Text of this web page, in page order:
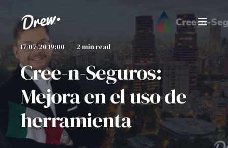
17/07/20 19:00 2 min read
Cree-n-Seguros:
Mejora en el uso de
herramienta